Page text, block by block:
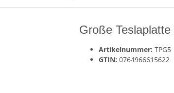
Große
Artikelnummer: TPG5
GTIN: 0764966615622